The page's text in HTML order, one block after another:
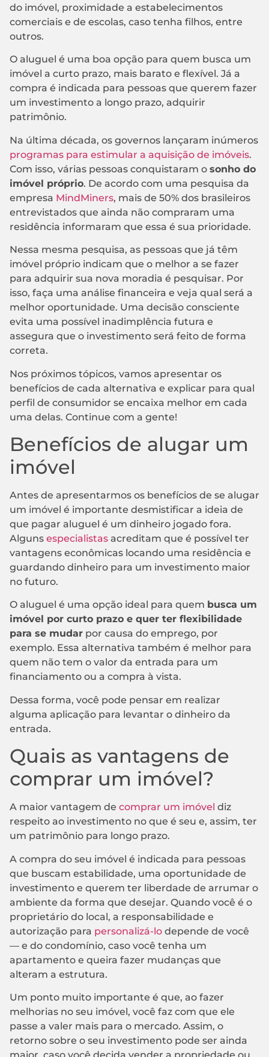
do imóvel, proximidade a estabelecimentos
comerciais e de escolas, caso tenha filhos, entre
outros.
O aluguel é uma boa opção para quem busca um
imóvel a curto prazo, mais barato e flexível. Já a
compra é indicada para pessoas que querem fazer
um investimento a longo prazo, adquirir
patrimônio.
Na última década, os governos lançaram inúmeros
programas para estimular a aquisição de imóveis.
Com isso, várias pessoas conquistaram o sonho do
imóvel próprio. De acordo com uma pesquisa da
empresa MindMiners, mais de 50% dos brasileiros
entrevistados que ainda não compraram uma
residência informaram que essa é sua prioridade.
Nessa mesma pesquisa, as pessoas que já têm
imóvel próprio indicam que o melhor a se fazer
para adquirir sua nova moradia é pesquisar. Por
isso, faça uma análise financeira e veja qual será a
melhor oportunidade. Uma decisão consciente
evita uma possível inadimplência futura e
assegura que o investimento será feito de forma
correta.
Nos próximos tópicos, vamos apresentar os
benefícios de cada alternativa e explicar para qual
perfil de consumidor se encaixa melhor em cada
uma delas. Continue com a gente!
Benefícios de alugar um
imóvel
Antes de apresentarmos os benefícios de se alugar
um imóvel é importante desmistificar a ideia de
que pagar aluguel é um dinheiro jogado fora.
Alguns especialistas acreditam que é possível ter
vantagens econômicas locando uma residência e
guardando dinheiro para um investimento maior
no futuro.
O aluguel é uma opção ideal para quem busca um
imóvel por curto prazo e quer ter flexibilidade
para se mudar por causa do emprego, por
exemplo. Essa alternativa também é melhor para
quem não tem o valor da entrada para um
financiamento ou a compra à vista.
Dessa forma, você pode pensar em realizar
alguma aplicação para levantar o dinheiro da
entrada.
Quais as vantagens de
comprar um imóvel?
A maior vantagem de comprar um imóvel diz
respeito ao investimento no que é seu e, assim, ter
um patrimônio para longo prazo.
A compra do seu imóvel é indicada para pessoas
que buscam estabilidade, uma oportunidade de
investimento e querem ter liberdade de arrumar o
ambiente da forma que desejar. Quando você é o
proprietário do local, a responsabilidade e
autorização para personalizá-lo depende de você
— e do condomínio, caso você tenha um
apartamento e queira fazer mudanças que
alteram a estrutura.
Um ponto muito importante é que, ao fazer
melhorias no seu imóvel, você faz com que ele
passe a valer mais para o mercado. Assim, o
retorno sobre o seu investimento pode ser ainda